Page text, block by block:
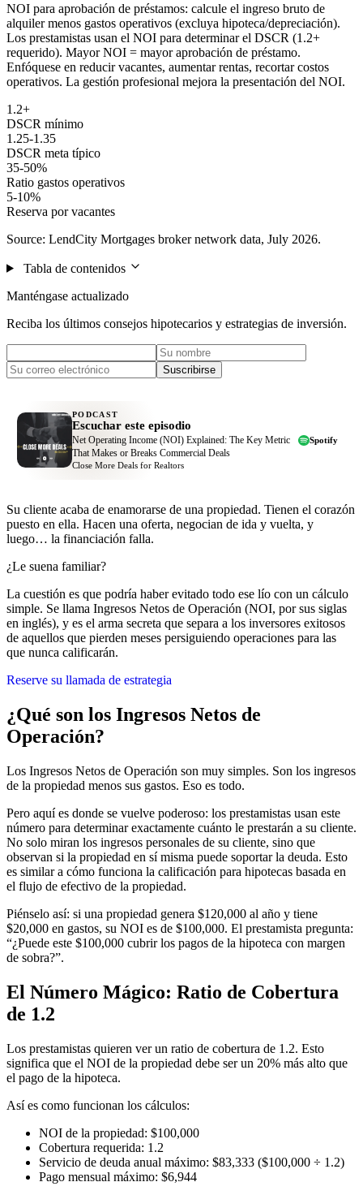
NOI para aprobación de préstamos: calcule el ingreso bruto de
alquiler menos gastos operativos (excluya hipoteca/depreciación).
Los prestamistas usan el NOI para determinar el DSCR (1.2+
requerido). Mayor NOI = mayor aprobación de préstamo.
Enfóquese en reducir vacantes, aumentar rentas, recortar costos
operativos. La gestión profesional mejora la presentación del NOI.
1.2+
DSCR mínimo
1.25-1.35
DSCR meta típico
35-50%
Ratio gastos operativos
5-10%
Reserva por vacantes
Source: LendCity Mortgages broker network data, July 2026.
Tabla de contenidos
Manténgase actualizado
Reciba los últimos consejos hipotecarios y estrategias de inversión.
Suscribirse
PODCAST
Escuchar este episodio
Net Operating Income (NOI) Explained: The Key Metric
That Makes or Breaks Commercial Deals
Close More Deals for Realtors
Spotify
Su cliente acaba de enamorarse de una propiedad. Tienen el corazón
puesto en ella. Hacen una oferta, negocian de ida y vuelta, y
luego… la financiación falla.
¿Le suena familiar?
La cuestión es que podría haber evitado todo ese lío con un cálculo
simple. Se llama Ingresos Netos de Operación (NOI, por sus siglas
en inglés), y es el arma secreta que separa a los inversores exitosos
de aquellos que pierden meses persiguiendo operaciones para las
que nunca calificarán.
Reserve su llamada de estrategia
¿Qué son los Ingresos Netos de
Operación?
Los Ingresos Netos de Operación son muy simples. Son los ingresos
de la propiedad menos sus gastos. Eso es todo.
Pero aquí es donde se vuelve poderoso: los prestamistas usan este
número para determinar exactamente cuánto le prestarán a su cliente.
No solo miran los ingresos personales de su cliente, sino que
observan si la propiedad en sí misma puede soportar la deuda. Esto
es similar a cómo funciona la calificación para hipotecas basada en
el flujo de efectivo de la propiedad.
Piénselo así: si una propiedad genera $120,000 al año y tiene
$20,000 en gastos, su NOI es de $100,000. El prestamista pregunta:
“¿Puede este $100,000 cubrir los pagos de la hipoteca con margen
de sobra?”.
El Número Mágico: Ratio de Cobertura
de 1.2
Los prestamistas quieren ver un ratio de cobertura de 1.2. Esto
significa que el NOI de la propiedad debe ser un 20% más alto que
el pago de la hipoteca.
Así es como funcionan los cálculos:
NOI de la propiedad: $100,000
Cobertura requerida: 1.2
Servicio de deuda anual máximo: $83,333 ($100,000 ÷ 1.2)
Pago mensual máximo: $6,944